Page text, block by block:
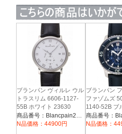
ブランパン ヴィルレ ウル
トラスリム 6606-1127-
55B ホワイト 23630
商品番号：Blancpain23630
N品価格：44900円
ブランパン
ファゾムズ
1140-52B ブ
N品価格：